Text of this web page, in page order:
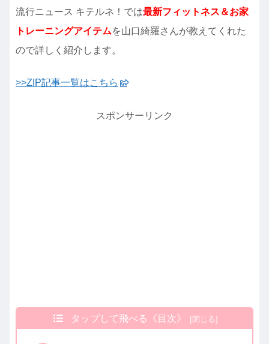
流行ニュース キテルネ！では最新フィットネス＆お家
トレーニングアイテムを山口綺羅さんが教えてくれた
ので詳しく紹介します。
>>ZIP記事一覧はこちら
スポンサーリンク
タップして飛べる《目次》